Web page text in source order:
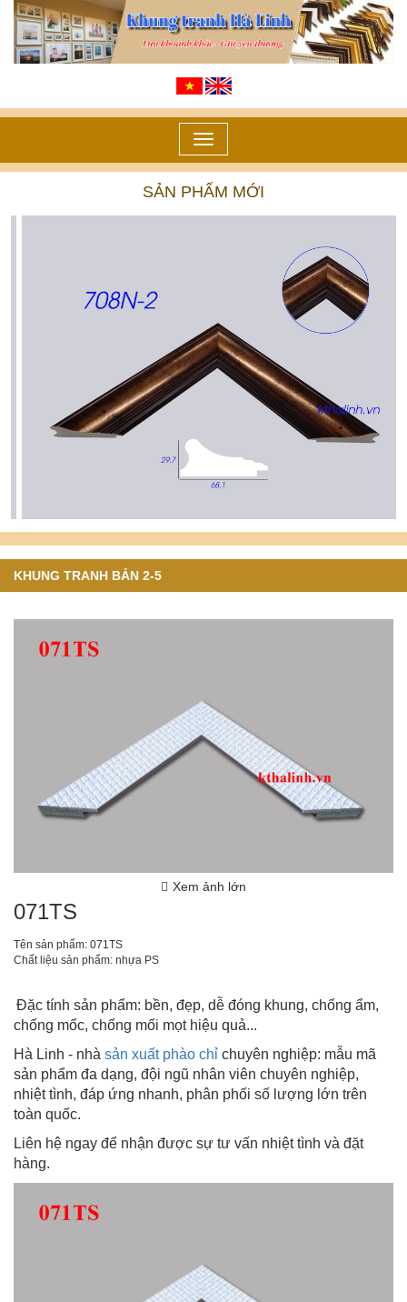
Toggle
navigation
SẢN PHẨM MỚI
KHUNG TRANH BẢN 2-5
Xem ảnh lớn
071TS
Tên sản phẩm: 071TS
Chất liệu sản phẩm: nhựa PS
Đặc tính sản phẩm: bền, đẹp, dễ đóng khung, chống ẩm,
chống mốc, chống mối mọt hiệu quả...
Hà Linh - nhà sản xuất phào chỉ chuyên nghiệp: mẫu mã
sản phẩm đa dạng, đội ngũ nhân viên chuyên nghiệp,
nhiệt tình, đáp ứng nhanh, phân phối số lượng lớn trên
toàn quốc.
Liên hệ ngay để nhận được sự tư vấn nhiệt tình và đặt
hàng.